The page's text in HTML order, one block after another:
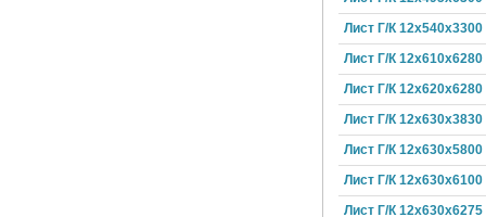
Лист Г/К 12х540х3300
Лист Г/К 12х610х6280
Лист Г/К 12х620х6280
Лист Г/К 12х630х3830
Лист Г/К 12х630х5800
Лист Г/К 12х630х6100
Лист Г/К 12х630х6275